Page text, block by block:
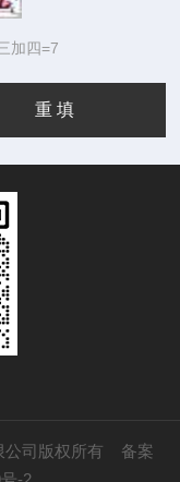
加四=7
公司版权所有 备案